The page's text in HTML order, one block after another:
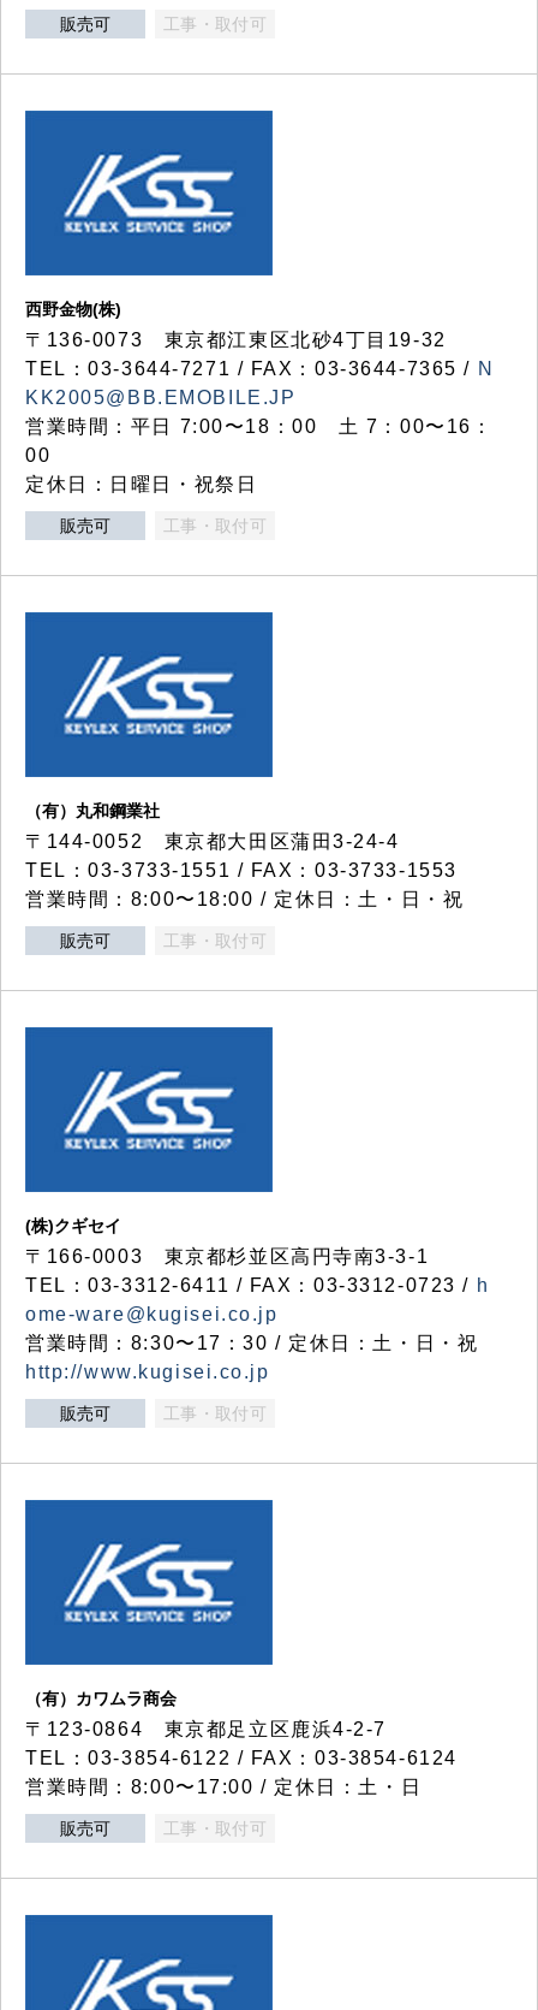
販売可 工事・取付可
西野金物(株)
〒136-0073 東京都江東区北砂4丁目19-32
TEL：03‐3644‐7271 / FAX：03-3644-7365 / N
KK2005@BB.EMOBILE.JP
営業時間：平日 7:00〜18：00 土 7：00〜16：
00
定休日：日曜日・祝祭日
販売可 工事・取付可
（有）丸和鋼業社
〒144-0052 東京都大田区蒲田3-24-4
TEL：03-3733-1551 / FAX：03-3733-1553
営業時間：8:00〜18:00 / 定休日：土・日・祝
販売可 工事・取付可
(株)クギセイ
〒166-0003 東京都杉並区高円寺南3-3-1
TEL：03-3312-6411 / FAX：03-3312-0723 / h
ome-ware@kugisei.co.jp
営業時間：8:30〜17：30 / 定休日：土・日・祝
http://www.kugisei.co.jp
販売可 工事・取付可
（有）カワムラ商会
〒123-0864 東京都足立区鹿浜4-2-7
TEL：03-3854-6122 / FAX：03-3854-6124
営業時間：8:00〜17:00 / 定休日：土・日
販売可 工事・取付可